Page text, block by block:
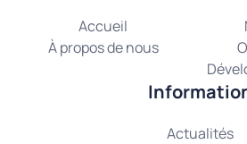
Accueil
À propos de nous
Actualités